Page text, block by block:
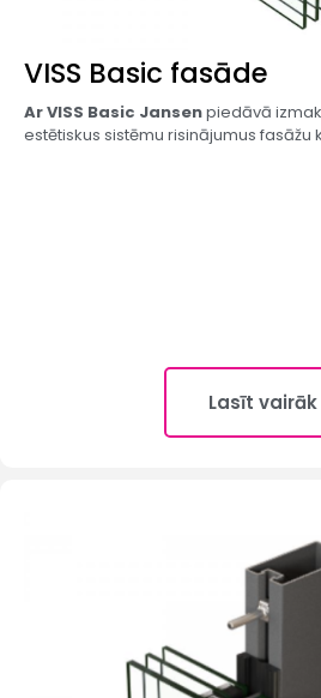
VISS Basic fasāde​
Ar VISS Basic Jansenpiedāvā
estētiskus sistēmu risinājumus fasāžu
Lasīt vairāk